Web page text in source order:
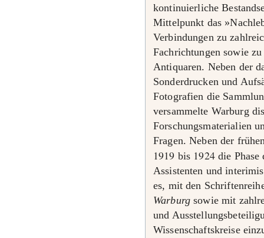
kontinuierliche
Mittelpunkt das
Verbindungen zu
Fachrichtungen sowie
Antiquaren. Neben der
Sonderdrucken und
Fotografien die
versammelte Warburg
Forschungsmaterialien
Fragen. Neben der
1919 bis 1924die Phase
Assistenten und
es, mit den
Warburgsowie mit
und
Wissenschaftskreise